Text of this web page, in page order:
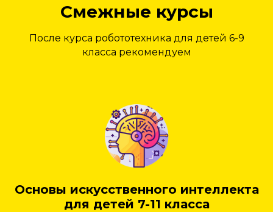
Смежные курсы
После курса робототехника для детей 6-9
класса рекомендуем
Основы искусственного интеллекта
для детей 7-11 класса